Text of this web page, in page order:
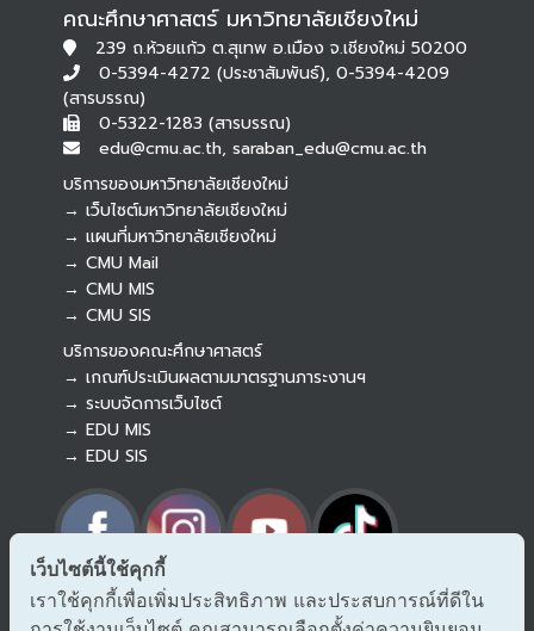
คณะศึกษาศาสตร์ มหาวิทยาลัยเชียงใหม่
239 ถ.ห้วยแก้ว ต.สุเทพ อ.เมือง จ.เชียงใหม่ 50200
0-5394-4272 (ประชาสัมพันธ์), 0-5394-4209
(สารบรรณ)
0-5322-1283 (สารบรรณ)
edu@cmu.ac.th, saraban_edu@cmu.ac.th
บริการของมหาวิทยาลัยเชียงใหม่
→ เว็บไซต์มหาวิทยาลัยเชียงใหม่
→ แผนที่มหาวิทยาลัยเชียงใหม่
→ CMU Mail
→ CMU MIS
→ CMU SIS
บริการของคณะศึกษาศาสตร์
→ เกณฑ์ประเมินผลตามมาตรฐานภาระงานฯ
→ ระบบจัดการเว็บไซต์
→ EDU MIS
→ EDU SIS
→ ร้องเรียนทุจริตและประพฤติมิชอบ
Botnoi Assistant
Connecting…
เว็บไซต์นี้ใช้คุกกี้
เราใช้คุกกี้เพื่อเพิ่มประสิทธิภาพ และประสบการณ์ที่ดีใน